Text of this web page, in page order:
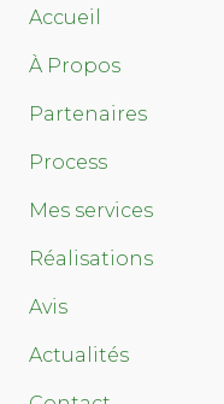
Accueil
À Propos
Partenaires
Process
Mes services
Réalisations
Avis
Actualités